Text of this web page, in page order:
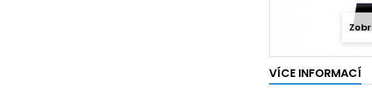
VÍCE INFORMACÍ